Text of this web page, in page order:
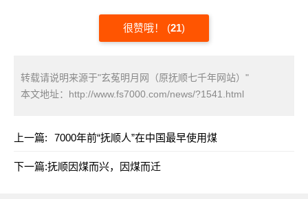
很赞哦！ (21)
转载请说明来源于"玄菟明月网（原抚顺七千年网站）"
本文地址： http://www.fs7000.com/news/?1541.html
上一篇: 7000年前“抚顺人”在中国最早使用煤
下一篇:抚顺因煤而兴，因煤而迁